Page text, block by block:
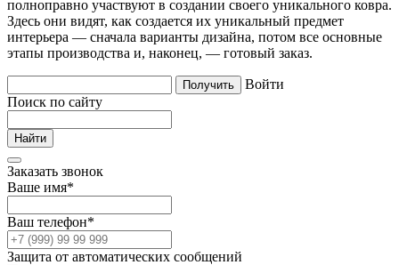
полноправно участвуют в создании своего уникального ковра.
Здесь они видят, как создается их уникальный предмет
интерьера — сначала варианты дизайна, потом все основные
этапы производства и, наконец, — готовый заказ.
Войти
Поиск по сайту
Заказать звонок
Ваше имя*
Ваш телефон*
Защита от автоматических сообщений